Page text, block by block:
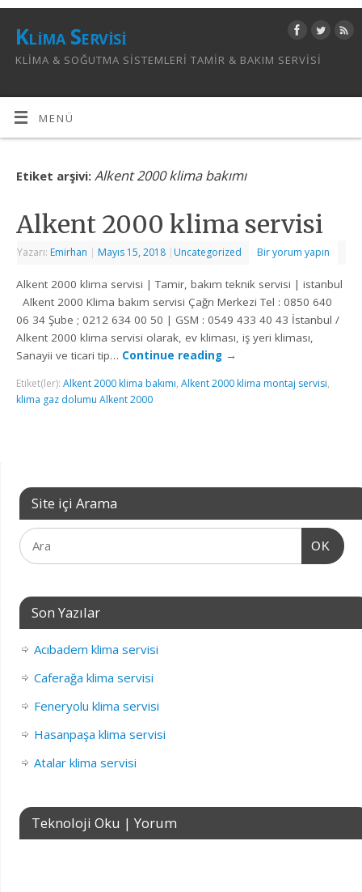
Klima Servisi
KLIMA & SOĞUTMA SISTEMLERI TAMIR & BAKIM SERVISI
MENÜ
Etiket arşivi: Alkent 2000 klima bakımı
Alkent 2000 klima servisi
Yazarı: Emirhan | Mayıs 15, 2018 | Uncategorized Bir yorum yapın
Alkent 2000 klima servisi | Tamir, bakım teknik servisi | istanbul
Alkent 2000 Klima bakım servisi Çağrı Merkezi Tel : 0850 640
06 34 Şube ; 0212 634 00 50 | GSM : 0549 433 40 43 İstanbul /
Alkent 2000 klima servisi olarak, ev kliması, iş yeri kliması,
Sanayii ve ticari tip… Continue reading →
Etiket(ler):Alkent 2000 klima bakımı,Alkent 2000 klima montaj servisi,
klima gaz dolumu Alkent 2000
Site içi Arama
OK
Son Yazılar
Acıbadem klima servisi
Caferağa klima servisi
Feneryolu klima servisi
Hasanpaşa klima servisi
Atalar klima servisi
Teknoloji Oku | Yorum